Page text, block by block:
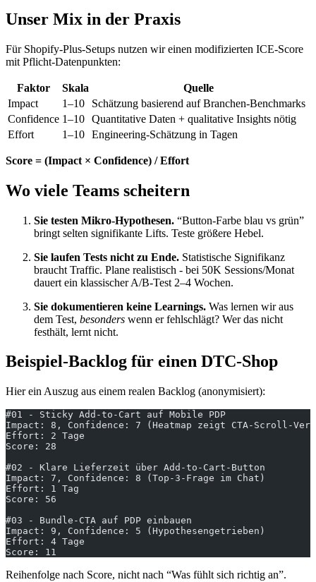
Unser Mix in der Praxis
Für Shopify-Plus-Setups nutzen wir einen modifizierten ICE-Score
mit Pflicht-Datenpunkten:
Faktor Skala
Quelle
Impact
1–10
Schätzung basierend auf Branchen-Benchmarks
Confidence 1–10 Quantitative Daten + qualitative Insights nötig
Effort
1–10 Engineering-Schätzung in Tagen
Score = (Impact × Confidence) / Effort
Wo viele Teams scheitern
Sie testen Mikro-Hypothesen. “Button-Farbe blau vs grün”
bringt selten signifikante Lifts. Teste größere Hebel.
Sie laufen Tests nicht zu Ende. Statistische Signifikanz
braucht Traffic. Plane realistisch - bei 50K Sessions/Monat
dauert ein klassischer A/B-Test 2–4 Wochen.
Sie dokumentieren keine Learnings. Was lernen wir aus
dem Test, besonders wenn er fehlschlägt? Wer das nicht
festhält, lernt nicht.
Beispiel-Backlog für einen DTC-Shop
Hier ein Auszug aus einem realen Backlog (anonymisiert):
#01 - Sticky Add-to-Cart auf Mobile PDP
Impact: 8, Confidence: 7 (Heatmap zeigt CTA-Scroll-
Effort: 2 Tage
Score: 28
#02 - Klare Lieferzeit über Add-to-Cart-Button
Impact: 7, Confidence: 8 (Top-3-Frage im Chat)
Effort: 1 Tag
Score: 56
#03 - Bundle-CTA auf PDP einbauen
Impact: 9, Confidence: 5 (Hypothesengetrieben)
Effort: 4 Tage
Score: 11
Reihenfolge nach Score, nicht nach “Was fühlt sich richtig an”.